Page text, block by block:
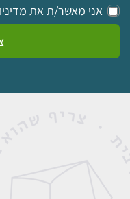
אני מאשר/ת את